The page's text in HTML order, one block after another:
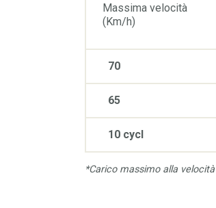
Massima velocità
(Km/h)
70
65
10 cycl
*Carico massimo alla